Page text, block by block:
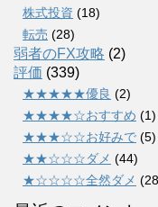
株式投資 (18)
転売 (28)
弱者のFX攻略 (2)
評価 (339)
★★★★★優良 (2)
★★★★☆おすすめ (1)
★★★☆☆お好みで (5)
★★☆☆☆ダメ (44)
★☆☆☆☆全然ダメ